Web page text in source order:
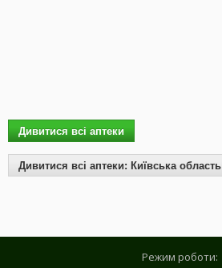
Дивитися всі аптеки
Дивитися всі аптеки: Київська область
Режим роботи: